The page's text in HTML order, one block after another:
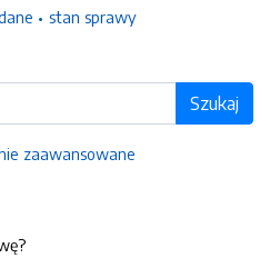
stan sprawy
Szukaj
zaawansowane